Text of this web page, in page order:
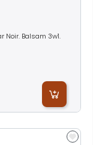
Noir. Balsam 3w1.